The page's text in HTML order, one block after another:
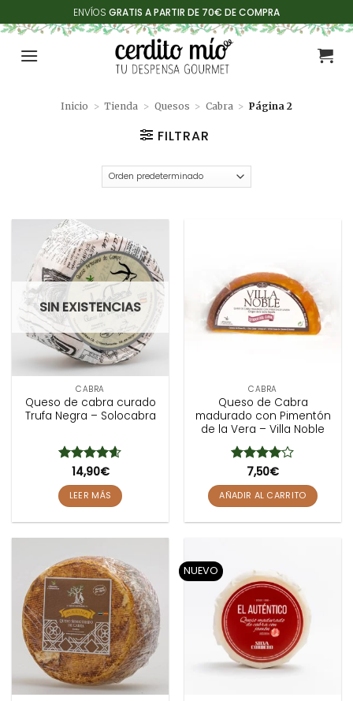
al
contenido
ENVÍOS GRATIS A PARTIR DE 70€ DE COMPRA
Inicio > Tienda > Quesos > Cabra > Página 2
FILTRAR
SIN EXISTENCIAS
CABRA
Queso de cabra curado
Trufa Negra – Solocabra
Valorado
con4.6de
5
14,90€
LEER MÁS
CABRA
Queso de Cabra
madurado con Pimentón
de la Vera – Villa Noble
Valorado
con4de
5
7,50€
AÑADIR AL CARRITO
NUEVO